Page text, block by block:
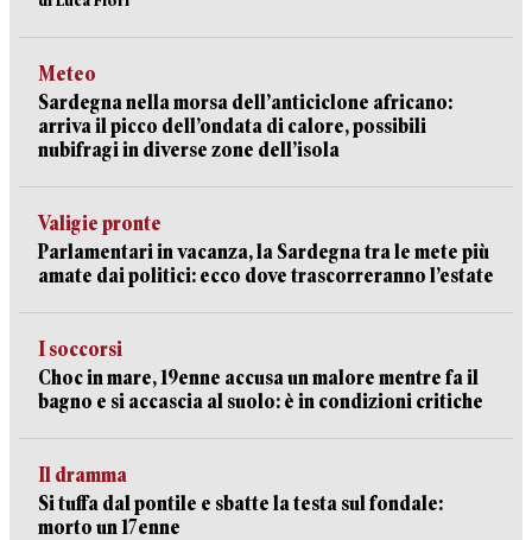
Meteo
Sardegna nella morsa dell’anticiclone africano:
arriva il picco dell’ondata di calore, possibili
nubifragi in diverse zone dell’isola
Valigie pronte
Parlamentari in vacanza, la Sardegna tra le mete più
amate dai politici: ecco dove trascorreranno l’estate
I soccorsi
Choc in mare, 19enne accusa un malore mentre fa il
bagno e si accascia al suolo: è in condizioni critiche
Il dramma
Si tuffa dal pontile e sbatte la testa sul fondale:
morto un 17enne